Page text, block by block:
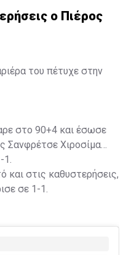
ο Πιέρος
του πέτυχε στην
στο 90+4 και έσωσε
Σανφρέτσε Χιροσίμα
1.
στις καθυστερήσεις,
σε 1-1.